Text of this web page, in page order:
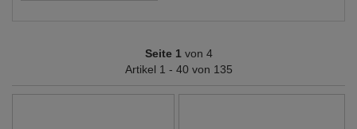
Seite 1 von 4
Artikel 1 - 40 von 135